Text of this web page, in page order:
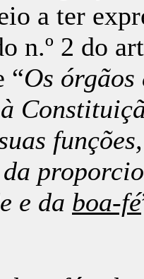
a ter
n.º 2 do
“Os
e da boa-fé